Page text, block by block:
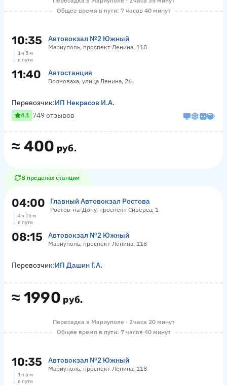
Общее время в пути: 7 часов 40 минут
10:35 Автовокзал №2 Южный
Мариуполь, проспект Ленина, 118
1 ч 5 м
в пути
11:40 Автостанция
Волноваха, улица Ленина, 26
≈ 400 руб.
Перевозчик:ИП Некрасов И.А.
4.1 749 отзывов
В пределах станции
04:00 Главный Автовокзал Ростова
Ростов-на-Дону, проспект Сиверса, 1
4 ч 15 м
в пути
08:15 Автовокзал №2 Южный
Мариуполь, проспект Ленина, 118
≈ 1990 руб.
Перевозчик:ИП Дашин Г.А.
Пересадка в Мариуполе · 2 часа 20 минут
Общее время в пути: 7 часов 40 минут
10:35 Автовокзал №2 Южный
Мариуполь, проспект Ленина, 118
1 ч 5 м
в пути